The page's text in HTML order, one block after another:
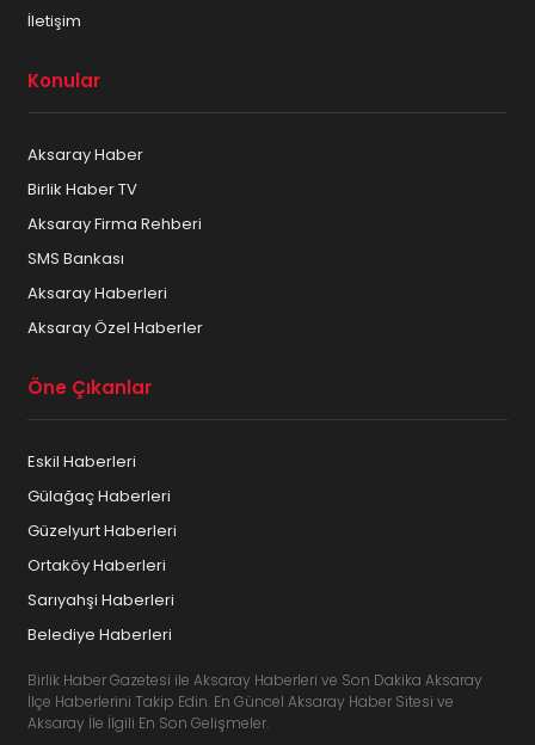
İletişim
Konular
Aksaray Haber
Birlik Haber TV
Aksaray Firma Rehberi
SMS Bankası
Aksaray Haberleri
Aksaray Özel Haberler
Öne Çıkanlar
Eskil Haberleri
Gülağaç Haberleri
Güzelyurt Haberleri
Ortaköy Haberleri
Sarıyahşi Haberleri
Belediye Haberleri
Birlik Haber Gazetesi ile Aksaray Haberleri ve Son Dakika Aksaray
İlçe Haberlerini Takip Edin. En Güncel Aksaray Haber Sitesi ve
Aksaray İle İlgili En Son Gelişmeler.